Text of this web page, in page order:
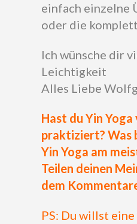
einfach einzelne
oder die
Ich wünsche dir
Leichtigkeit
Alles Liebe
Hast du Yin
praktiziert? Was
Yin Yoga am
Teilen deinen
dem
PS: Du willst eine